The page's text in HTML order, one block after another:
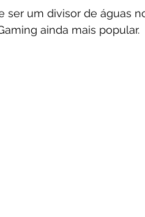
ser um divisor de águas
ainda mais popular.